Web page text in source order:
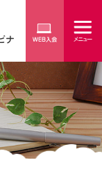
ナ